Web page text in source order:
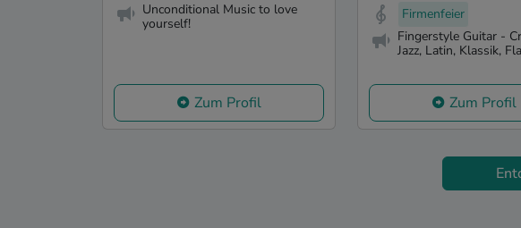
Unconditional Music to love
yourself!
Zum Profil
Firmenfeier
Fingerstyle Guitar -
Jazz, Latin, Klassik,
Zum Profil